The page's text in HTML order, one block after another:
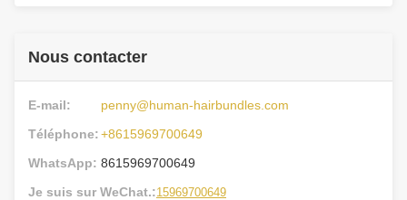
Nous contacter
E-mail:
penny@human-hairbundles.com
Téléphone:+8615969700649
WhatsApp: 8615969700649
Je suis sur WeChat.:15969700649